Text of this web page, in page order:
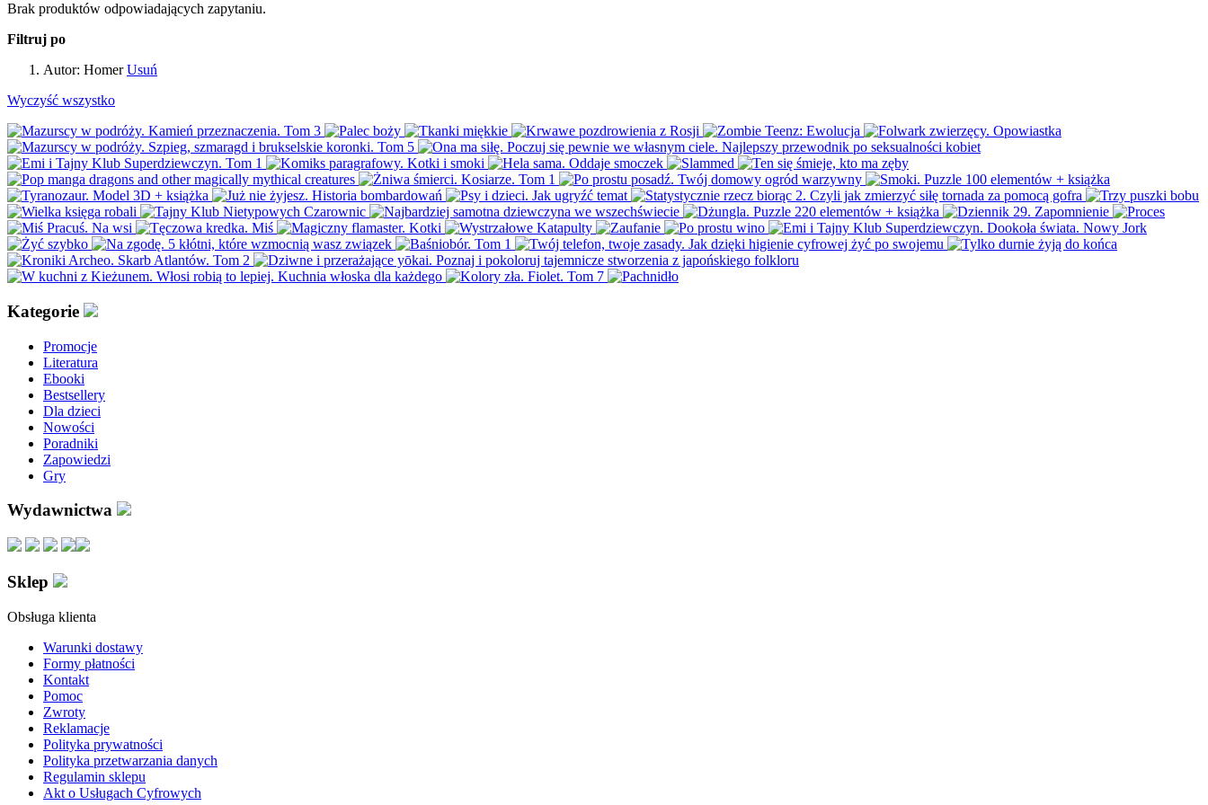
Brak produktów odpowiadających zapytaniu.
Filtruj po
Autor: Homer Usuń
Wyczyść wszystko
Kategorie
Promocje
Literatura
Ebooki
Bestsellery
Dla dzieci
Nowości
Poradniki
Zapowiedzi
Gry
Wydawnictwa
Sklep
Obsługa klienta
Warunki dostawy
Formy płatności
Kontakt
Pomoc
Zwroty
Reklamacje
Polityka prywatności
Polityka przetwarzania danych
Regulamin sklepu
Akt o Usługach Cyfrowych